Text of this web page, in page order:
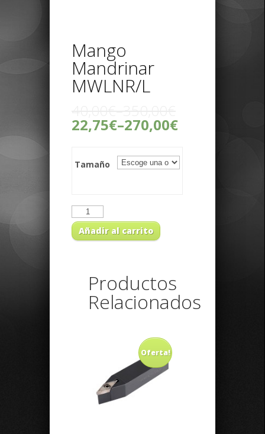
Mango
Mandrinar
MWLNR/L
22,75€–270,00€
Tamaño
Añadir al carrito
Productos
Relacionados
Oferta!